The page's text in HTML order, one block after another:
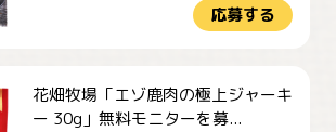
応募する
花畑牧場「エゾ鹿肉の極上ジャーキ
ー 30g」無料モニターを募...